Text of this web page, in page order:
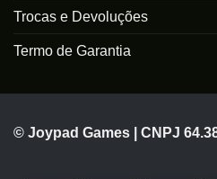
Trocas e Devoluções
Termo de Garantia
© Joypad Games | CNPJ